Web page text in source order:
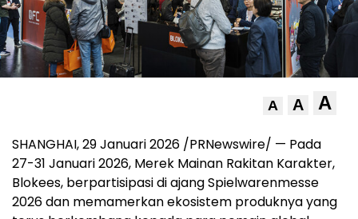
A A A
SHANGHAI, 29 Januari 2026 /PRNewswire/ — Pada
27-31 Januari 2026, Merek Mainan Rakitan Karakter,
Blokees, berpartisipasi di ajang Spielwarenmesse
2026 dan memamerkan ekosistem produknya yang